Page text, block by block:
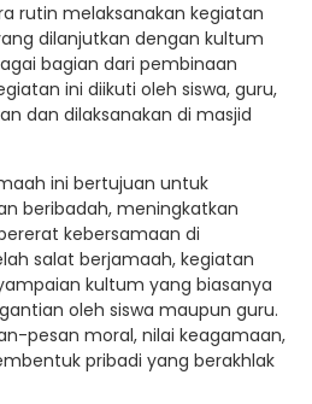
rutin melaksanakan kegiatan
dilanjutkan dengan kultum
bagian dari pembinaan
ini diikuti oleh siswa, guru,
dan dilaksanakan di masjid
ini bertujuan untuk
beribadah, meningkatkan
kebersamaan di
salat berjamaah, kegiatan
kultum yang biasanya
oleh siswa maupun guru.
pesan moral, nilai keagamaan,
pribadi yang berakhlak